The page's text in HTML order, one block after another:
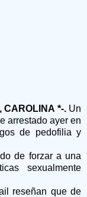
CAROLINA *-.Un
arrestado ayer en
de pedofilia y
de forzar a una
sexualmente
reseñan que de